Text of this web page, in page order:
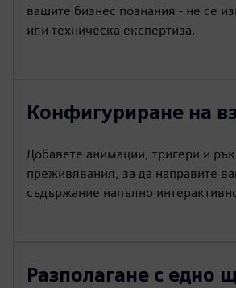
вашите бизнес познания - не се
или техническа експертиза.
Конфигуриране на
Добавете анимации, тригери и
преживявания, за да направите
съдържание напълно
Разполагане с едно